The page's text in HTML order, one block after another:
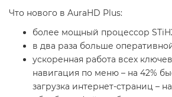
Что нового в AuraHD Plus:
более мощный процессор
в два раза больше
ускоренная работа всех
навигация по меню – на 42%
загрузка интернет-страниц –